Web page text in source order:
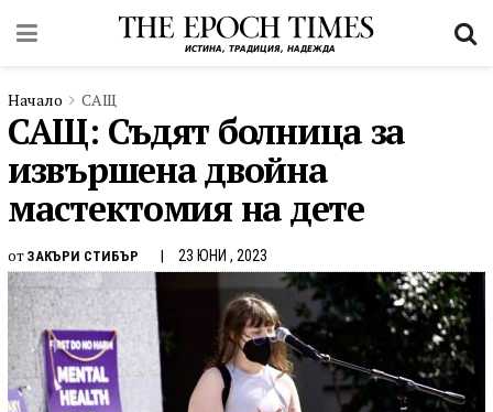
Начало САЩ
САЩ: Съдят болница за
извършена двойна
мастектомия на дете
от ЗАКЪРИ СТИБЪР 23 ЮНИ , 2023